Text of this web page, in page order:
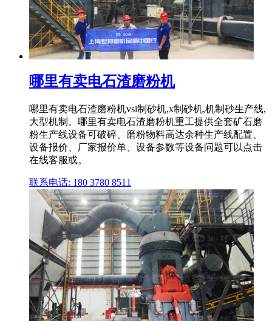
哪里有卖电石渣磨粉机
哪里有卖电石渣磨粉机vsi制砂机,x制砂机,机制砂生产线,
大型机制。哪里有卖电石渣磨粉机重工提供全套矿石磨
粉生产线设备可破碎、磨粉物料高达余种生产线配置、
设备报价、厂家报价单、设备参数等设备问题可以点击
在线客服或。
联系电话: 180 3780 8511